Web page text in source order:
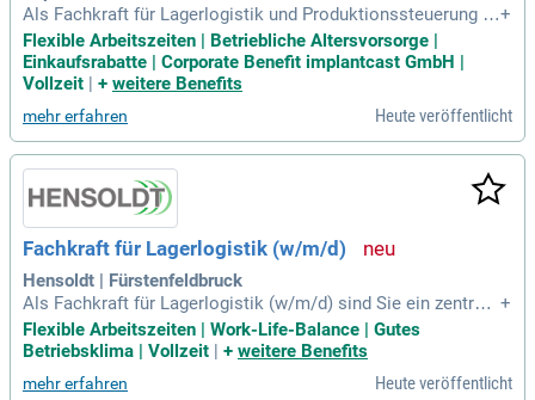
Als Fachkraft für Lagerlogistik und Produktionssteuerung in
der Medizintechnik koordinierst du den Materialfluss und op
timierst Abläufe. Du bist verantwortlich für die Ein- und Ausl
agerbewegungen im Produktionslager und steigerst die Lag
bteilungen gehört ebenfalls zu deinem Aufgabengebiet. Du b
ereitest Waren für die Produktion vor und erstellst Lieferant
enaufträge für externe Prozesse. Gute Kommunikationsfähi
gkeiten sind wichtig, um mit nationalen und internationalen
Lieferanten zu arbeiten. Voraussetzungen für diese Position
sind eine abgeschlossene Berufsausbildung in einem releva
nten Bereich oder vergleichbare praktische Erfahrung.
+
Flexible Arbeitszeiten | Betriebliche Altersvorsorge |
Einkaufsrabatte | Corporate Benefit implantcast GmbH |
Vollzeit
+ weitere Benefits
mehr erfahren Heute veröffentlicht
Fachkraft für Lagerlogistik (w/m/d)
Hensoldt | Fürstenfeldbruck
Als Fachkraft für Lagerlogistik (w/m/d) sind Sie ein zentrale
r Bestandteil der Lagerführung. Ihre Aufgaben umfassen die
Verwaltung mittels SAP WM, die Dokumentation und die Ein
eneingangsprüfungen durch und kommissionieren Materiali
+
Flexible Arbeitszeiten | Work-Life-Balance | Gutes
Betriebsklima | Vollzeit | + weitere Benefits
mehr erfahren Heute veröffentlicht